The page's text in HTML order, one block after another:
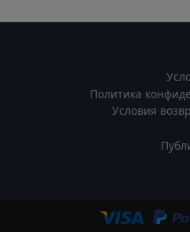
Политика
Условия